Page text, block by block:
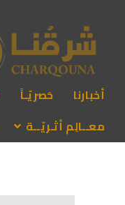
أخبارنا حَصريّـاً
معــالِم أثـريّــة